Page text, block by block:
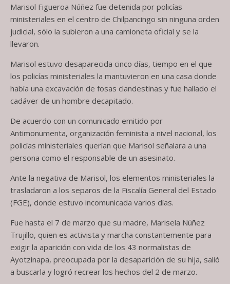
Marisol Figueroa Núñez fue detenida por policías
ministeriales en el centro de Chilpancingo sin ninguna orden
judicial, sólo la subieron a una camioneta oficial y se la
llevaron.
Marisol estuvo desaparecida cinco días, tiempo en el que
los policías ministeriales la mantuvieron en una casa donde
había una excavación de fosas clandestinas y fue hallado el
cadáver de un hombre decapitado.
De acuerdo con un comunicado emitido por
Antimonumenta, organización feminista a nivel nacional, los
policías ministeriales querían que Marisol señalara a una
persona como el responsable de un asesinato.
Ante la negativa de Marisol, los elementos ministeriales la
trasladaron a los separos de la Fiscalía General del Estado
(FGE), donde estuvo incomunicada varios días.
Fue hasta el 7 de marzo que su madre, Marisela Núñez
Trujillo, quien es activista y marcha constantemente para
exigir la aparición con vida de los 43 normalistas de
Ayotzinapa, preocupada por la desaparición de su hija, salió
a buscarla y logró recrear los hechos del 2 de marzo.